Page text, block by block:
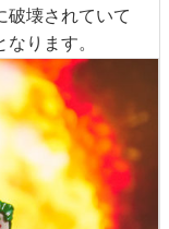
破壊されていて
ります。